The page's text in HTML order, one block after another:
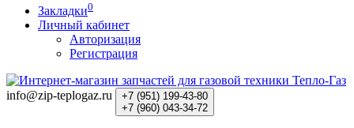
Закладки0
Личный кабинет
Авторизация
Регистрация
info@zip-teplogaz.ru +7 (951) 199-43-80
+7 (960) 043-34-72